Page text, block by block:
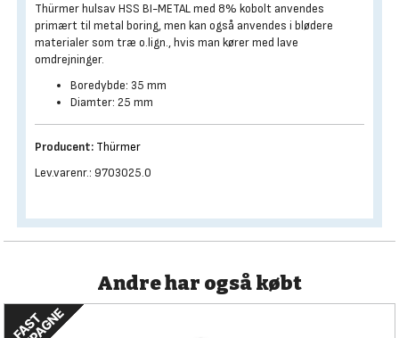
Thürmer hulsav HSS BI-METAL med 8% kobolt anvendes
primært til metal boring, men kan også anvendes i blødere
materialer som træ o.lign., hvis man kører med lave
omdrejninger.
Boredybde: 35 mm
Diamter: 25 mm
Producent: Thürmer
Lev.varenr.: 9703025.0
Andre har også købt